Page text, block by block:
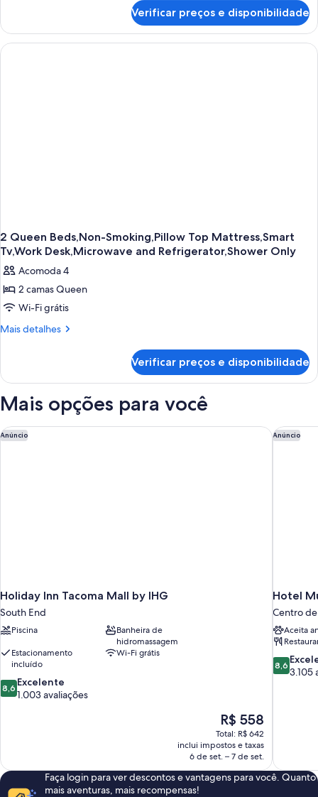
1
Queen,
Mobility
Verificar preços e disponibilidade
2 Queen Beds,Non-Smoking,Pillow Top Mattress,Smart
Tv,Work Desk,Microwave and Refrigerator,Shower Only
Acomoda 4
2 camas Queen
Wi-Fi grátis
Mais detalhes
Mais
Queen
Smoking,Pillow
Mattress,Smart
Tv,Work
Verificar preços e disponibilidade
Mais opções para você
Anúncio
Holiday Inn Tacoma Mall by IHG
South End
Piscina
Banheira de
hidromassagem
Estacionamento
incluído
Wi-Fi grátis
8.6
de
8,6 Excelente
1.003 avaliações
O
preço
é
de
R$ 558
R$ 558
Total: R$ 642
inclui impostos e taxas
6 de set. – 7 de set.
Holiday Inn Tacoma Mall by IHG Anúncio
Hotel
Centro
Aceita
8.6
de
8,6
3.105
Hotel
Faça login para ver descontos e vantagens para você. Quanto
mais aventuras, mais recompensas!